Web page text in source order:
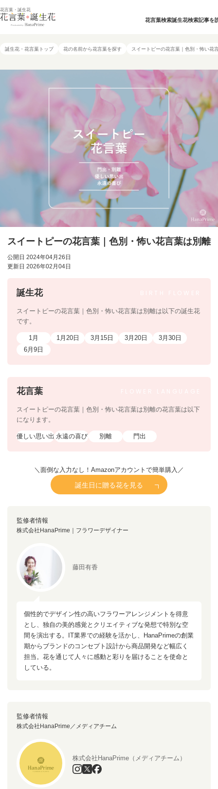
花言葉・誕生花
花言葉検索誕生花検索記事を
誕生花・花言葉トップ 花の名前から花言葉を探す スイートピーの花言葉｜色別・怖い花
スイートピーの花言葉｜色別・怖い花言葉は別離
公開日 2024年04月26日
更新日 2026年02月04日
誕生花
スイートピーの花言葉｜色別・怖い花言葉は別離は以下の誕生花
です。
1月 1月20日 3月15日 3月20日
3月30日
6月9日
花言葉
スイートピーの花言葉｜色別・怖い花言葉は別離の花言葉は以下
になります。
優しい思い出 永遠の喜び 別離 門出
＼面倒な入力なし！Amazonアカウントで簡単購入／
誕生日に贈る花を見る
監修者情報
株式会社HanaPrime｜フラワーデザイナー
藤田有香
個性的でデザイン性の高いフラワーアレンジメントを得意
とし、独自の美的感覚とクリエイティブな発想で特別な空
間を演出する。IT業界での経験を活かし、HanaPrimeの創業
期からブランドのコンセプト設計から商品開発など幅広く
担当。花を通じて人々に感動と彩りを届けることを使命と
している。
監修者情報
株式会社HanaPrime／メディアチーム
株式会社HanaPrime（メディアチーム）